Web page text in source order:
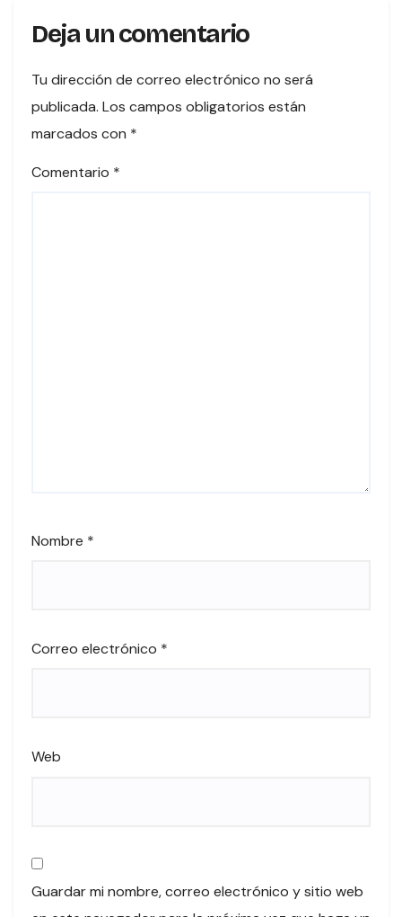
Deja un comentario
Tu dirección de correo electrónico no será
publicada. Los campos obligatorios están
marcados con *
Comentario *
Nombre *
Correo electrónico *
Web
Guardar mi nombre, correo electrónico y sitio web